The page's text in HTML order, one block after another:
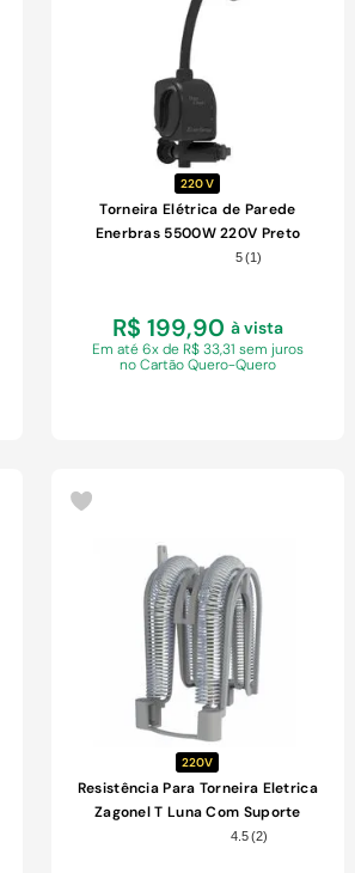
220 V
Torneira Elétrica de Parede
Enerbras 5500W 220V Preto
5(1)
R$ 199,90 à vista
Em até 6x de R$ 33,31 sem juros
no Cartão Quero-Quero
COMPRAR
220V
Resistência Para Torneira Eletrica
Zagonel T Luna Com Suporte
Embalada5500W 220V
4.5(2)